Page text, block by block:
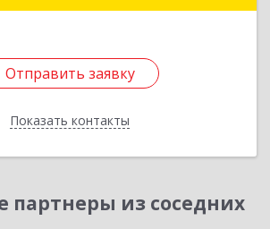
Отправить заявку
Показать контакты
Назад
из соседних